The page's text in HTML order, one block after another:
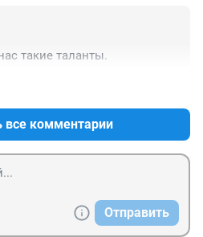
такие таланты.
все комментарии
Отправить